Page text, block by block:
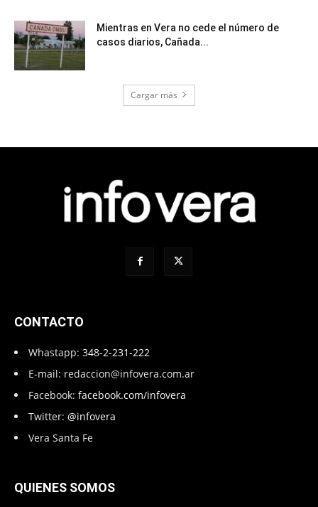
Mientras en Vera no cede el número de
casos diarios, Cañada...
Cargar más
CONTACTO
Whastapp: 348-2-231-222
E-mail: redaccion@infovera.com.ar
Facebook: facebook.com/infovera
Twitter: @infovera
Vera Santa Fe
QUIENES SOMOS